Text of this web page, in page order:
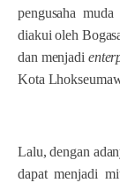
pengusaha
diakui oleh
dan menjadi
Kota
Lalu, dengan
dapat menjadi